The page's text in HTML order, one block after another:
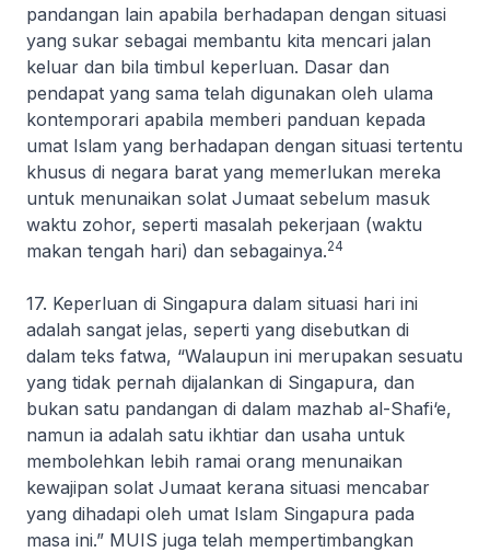
pandangan lain apabila berhadapan dengan situasi
yang sukar sebagai membantu kita mencari jalan
keluar dan bila timbul keperluan. Dasar dan
pendapat yang sama telah digunakan oleh ulama
kontemporari apabila memberi panduan kepada
umat Islam yang berhadapan dengan situasi tertentu
khusus di negara barat yang memerlukan mereka
untuk menunaikan solat Jumaat sebelum masuk
waktu zohor, seperti masalah pekerjaan (waktu
makan tengah hari) dan sebagainya.24
17. Keperluan di Singapura dalam situasi hari ini
adalah sangat jelas, seperti yang disebutkan di
dalam teks fatwa, “Walaupun ini merupakan sesuatu
yang tidak pernah dijalankan di Singapura, dan
bukan satu pandangan di dalam mazhab al-Shafi‘e,
namun ia adalah satu ikhtiar dan usaha untuk
membolehkan lebih ramai orang menunaikan
kewajipan solat Jumaat kerana situasi mencabar
yang dihadapi oleh umat Islam Singapura pada
masa ini.” MUIS juga telah mempertimbangkan